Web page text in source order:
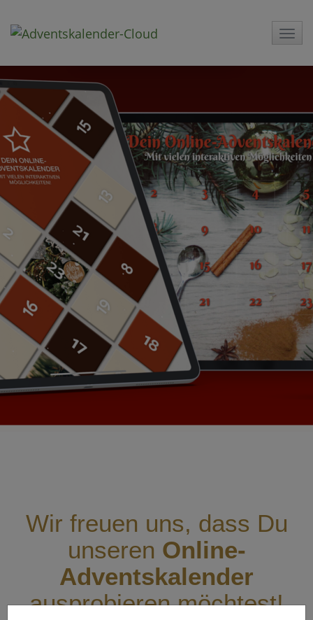
Wir freuen uns, dass Du
unseren Online-
Adventskalender
ausprobieren möchtest!